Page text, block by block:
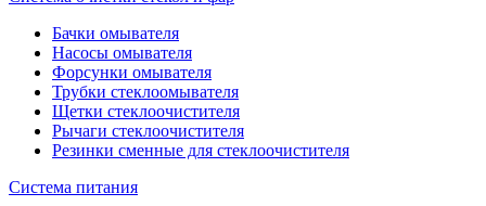
Бачки омывателя
Насосы омывателя
Форсунки омывателя
Трубки стеклоомывателя
Щетки стеклоочистителя
Рычаги стеклоочистителя
Резинки сменные для стеклоочистителя
Система питания